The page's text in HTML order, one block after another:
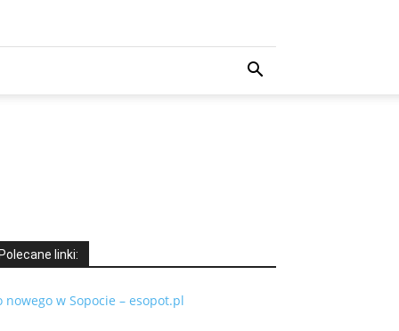
linki:
nowego w Sopocie – esopot.pl